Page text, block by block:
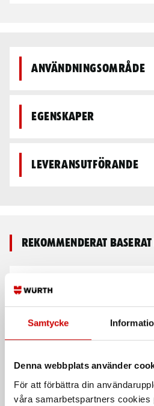
Samtycke
Denna webbplats använder
För att förbättra din
våra samarbetspartners cookies
Användningsområde
Egenskaper
Leveransutförande
Rekommenderat
Spiralborrkassett HSS 118°
19 del